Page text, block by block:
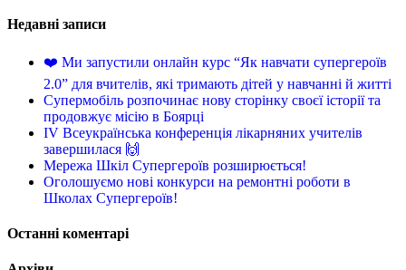
Недавні записи
❤️ Ми запустили онлайн курс “Як навчати супергероїв
2.0” для вчителів, які тримають дітей у навчанні й житті
Супермобіль розпочинає нову сторінку своєї історії та
продовжує місію в Боярці
IV Всеукраїнська конференція лікарняних учителів
завершилася 🙌
Мережа Шкіл Супергероїв розширюється!
Оголошуємо нові конкурси на ремонтні роботи в
Школах Супергероїв!
Останні коментарі